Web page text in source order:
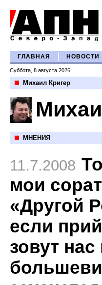
ГЛАВНАЯ НОВОСТИ
Суббота, 8 августа 2026
Михаил Кригер
МНЕНИЯ
11.7.2008
мои
«Другой
если
зовут